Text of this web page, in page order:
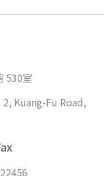
530室
Kuang-Fu Road,